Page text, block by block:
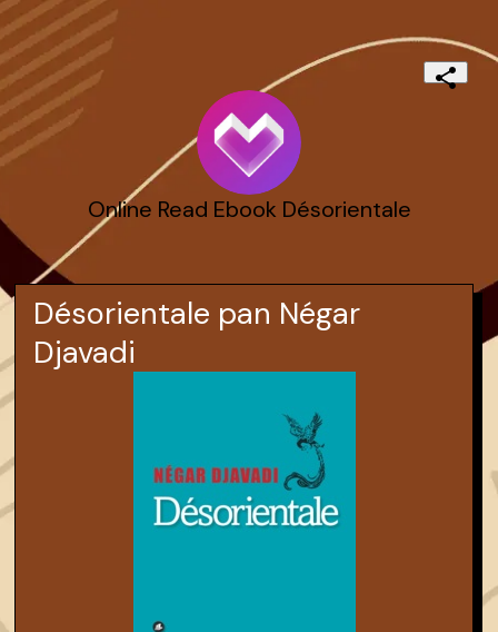
Online Read Ebook Désorientale
Désorientale pan Négar
Djavadi